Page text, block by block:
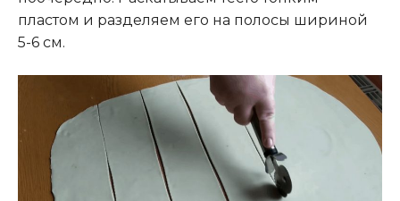
пластом и разделяем его на полосы шириной
5-6 см.